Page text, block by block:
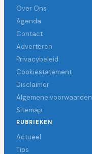
Over Ons
Agenda
Contact
Adverteren
Privacybeleid
Cookiestatement
Disclaimer
Algemene voorwaarden
Sitemap
RUBRIEKEN
Actueel
Tips